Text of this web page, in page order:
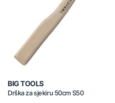
BIG TOOLS
Drška za sjekiru 50cm S50